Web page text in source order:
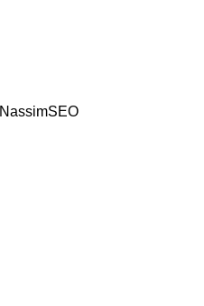
NassimSEO